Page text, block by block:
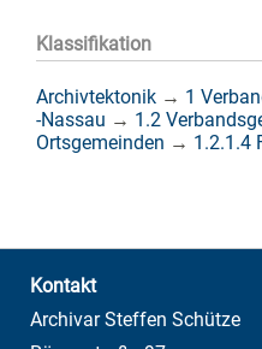
Klassifikation
Archivtektonik → 1
-Nassau → 1.2
Ortsgemeinden → 1.2.1.4
Kontakt
Archivar Steffen Schütze